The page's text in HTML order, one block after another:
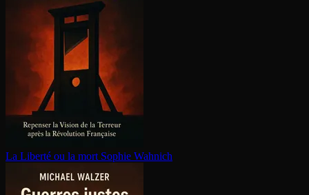
La Liberté ou la mort Sophie Wahnich